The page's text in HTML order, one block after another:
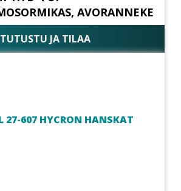
AVORANNEKE
TUTUSTU JA TILAA